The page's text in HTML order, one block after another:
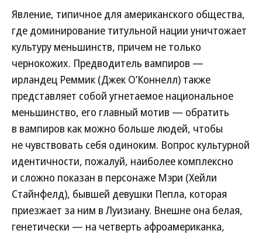
Явление, типичное для американского общества,
где доминирование титульной нации уничтожает
культуру меньшинств, причем не только
чернокожих. Предводитель вампиров —
ирландец Реммик (Джек О’Коннелл) также
представляет собой угнетаемое национальное
меньшинство, его главный мотив — обратить
в вампиров как можно больше людей, чтобы
не чувствовать себя одиноким. Вопрос культурной
идентичности, пожалуй, наиболее комплексно
и сложно показан в персонаже Мэри (Хейли
Стайнфелд), бывшей девушки Пепла, которая
приезжает за ним в Луизиану. Внешне она белая,
генетически — на четверть афроамериканка,